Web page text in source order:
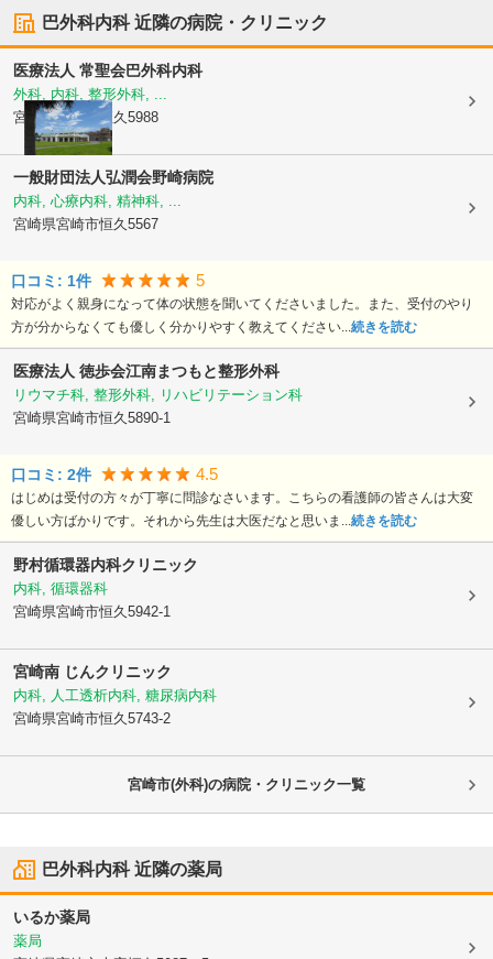
巴外科内科近隣の病院・クリニック
医療法人 常聖会巴外科内科
外科, 内科, 整形外科, ...
宮崎県宮崎市 恒久5988
一般財団法人弘潤会野崎病院
内科, 心療内科, 精神科, ...
宮崎県宮崎市恒久5567
口コミ: 1件 5
対応がよく親身になって体の状態を聞いてくださいました。また、受付のやり
方が分からなくても優しく分かりやすく教えてください...続きを読む
医療法人 徳歩会江南まつもと整形外科
リウマチ科, 整形外科, リハビリテーション科
宮崎県宮崎市恒久5890-1
口コミ: 2件 4.5
はじめは受付の方々が丁寧に問診なさいます。こちらの看護師の皆さんは大変
優しい方ばかりです。それから先生は大医だなと思いま...続きを読む
野村循環器内科クリニック
内科, 循環器科
宮崎県宮崎市恒久5942-1
宮崎南 じんクリニック
内科, 人工透析内科, 糖尿病内科
宮崎県宮崎市恒久5743-2
宮崎市(外科)の病院・クリニック一覧
巴外科内科近隣の薬局
いるか薬局
薬局